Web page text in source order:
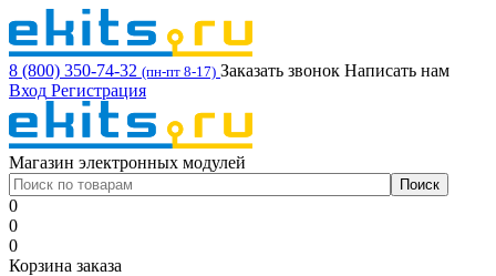
8 (800) 350-74-32 (пн-пт 8-17) Заказать звонок Написать нам
Вход Регистрация
Магазин электронных модулей
0
0
0
Корзина заказа